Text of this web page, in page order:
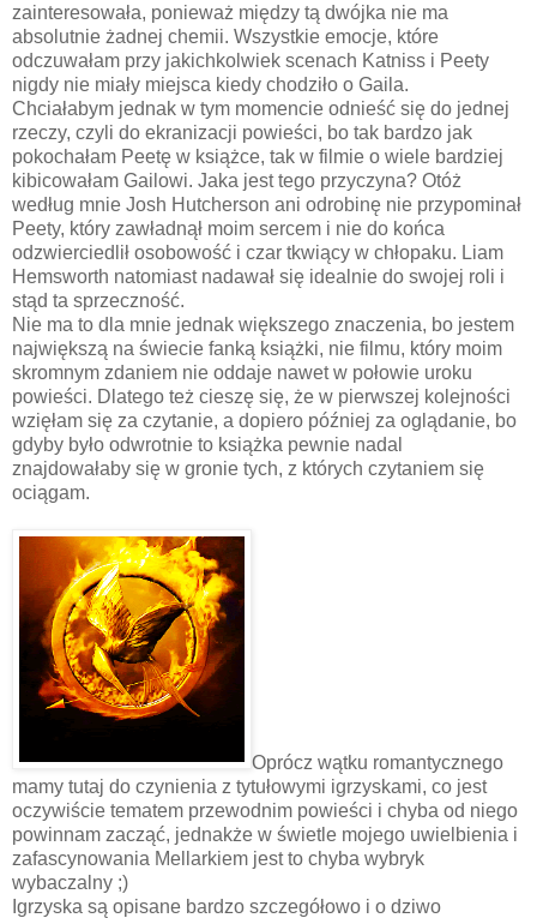
zainteresowała, ponieważ między tą dwójka nie ma
absolutnie żadnej chemii. Wszystkie emocje, które
odczuwałam przy jakichkolwiek scenach Katniss i Peety
nigdy nie miały miejsca kiedy chodziło o Gaila.
Chciałabym jednak w tym momencie odnieść się do jednej
rzeczy, czyli do ekranizacji powieści, bo tak bardzo jak
pokochałam Peetę w książce, tak w filmie o wiele bardziej
kibicowałam Gailowi. Jaka jest tego przyczyna? Otóż
według mnie Josh Hutcherson ani odrobinę nie przypominał
Peety, który zawładnął moim sercem i nie do końca
odzwierciedlił osobowość i czar tkwiący w chłopaku. Liam
Hemsworth natomiast nadawał się idealnie do swojej roli i
stąd ta sprzeczność.
Nie ma to dla mnie jednak większego znaczenia, bo jestem
największą na świecie fanką książki, nie filmu, który moim
skromnym zdaniem nie oddaje nawet w połowie uroku
powieści. Dlatego też cieszę się, że w pierwszej kolejności
wzięłam się za czytanie, a dopiero później za oglądanie, bo
gdyby było odwrotnie to książka pewnie nadal
znajdowałaby się w gronie tych, z których czytaniem się
ociągam.
Oprócz wątku romantycznego
mamy tutaj do czynienia z tytułowymi igrzyskami, co jest
oczywiście tematem przewodnim powieści i chyba od niego
powinnam zacząć, jednakże w świetle mojego uwielbienia i
zafascynowania Mellarkiem jest to chyba wybryk
wybaczalny ;)
Igrzyska są opisane bardzo szczegółowo i o dziwo